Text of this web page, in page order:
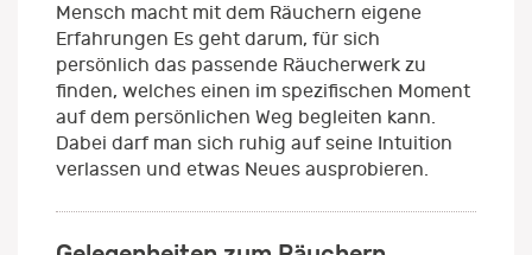
Mensch macht mit dem Räuchern eigene
Erfahrungen Es geht darum, für sich
persönlich das passende Räucherwerk zu
finden, welches einen im spezifischen Moment
auf dem persönlichen Weg begleiten kann.
Dabei darf man sich ruhig auf seine Intuition
verlassen und etwas Neues ausprobieren.